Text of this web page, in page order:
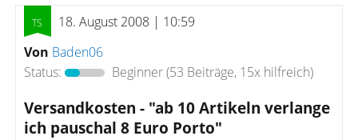
18. August 2008 | 10:59
Von Baden06
Status:
Beginner(53 Beiträge, 15x hilfreich)
Versandkosten - "ab 10 Artikeln verlange
ich pauschal 8 Euro Porto"